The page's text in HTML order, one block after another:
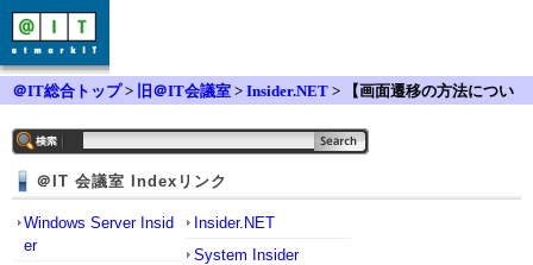
＠IT総合トップ> 旧＠IT会議室 > Insider.NET > 【画面遷移の方法につい
＠IT 会議室 Indexリンク
Windows Server Insid
er
Insider.NET
System Insider